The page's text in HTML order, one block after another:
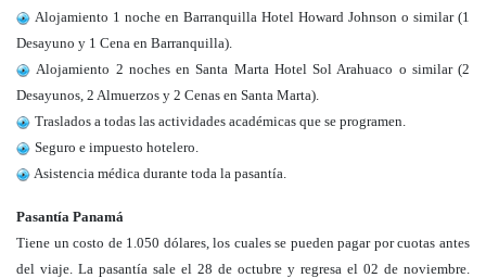
Alojamiento 1 noche en Barranquilla Hotel Howard Johnson o similar (1
Desayuno y 1 Cena en Barranquilla).
Alojamiento 2 noches en Santa Marta Hotel Sol Arahuaco o similar (2
Desayunos, 2 Almuerzos y 2 Cenas en Santa Marta).
Traslados a todas las actividades académicas que se programen.
Seguro e impuesto hotelero.
Asistencia médica durante toda la pasantía.
Pasantía Panamá
Tiene un costo de 1.050 dólares, los cuales se pueden pagar por cuotas antes
del viaje. La pasantía sale el 28 de octubre y regresa el 02 de noviembre.